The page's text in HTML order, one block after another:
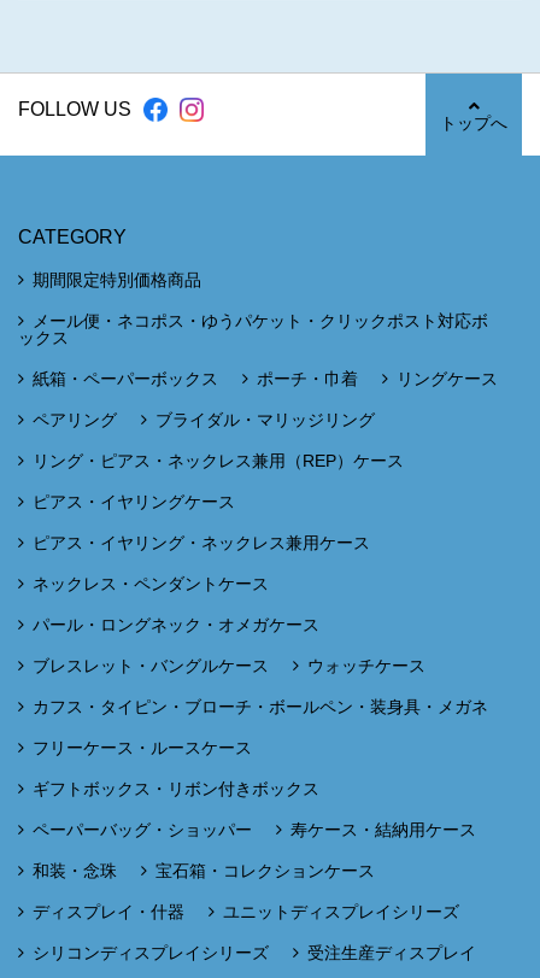
FOLLOW US
トップへ
CATEGORY
期間限定特別価格商品
メール便・ネコポス・ゆうパケット・クリックポスト対応ボ
ックス
紙箱・ペーパーボックス ポーチ・巾着 リングケース
ペアリング ブライダル・マリッジリング
リング・ピアス・ネックレス兼用（REP）ケース
ピアス・イヤリングケース
ピアス・イヤリング・ネックレス兼用ケース
ネックレス・ペンダントケース
パール・ロングネック・オメガケース
ブレスレット・バングルケース ウォッチケース
カフス・タイピン・ブローチ・ボールペン・装身具・メガネ
フリーケース・ルースケース
ギフトボックス・リボン付きボックス
ペーパーバッグ・ショッパー 寿ケース・結納用ケース
和装・念珠 宝石箱・コレクションケース
ディスプレイ・什器 ユニットディスプレイシリーズ
シリコンディスプレイシリーズ 受注生産ディスプレイ